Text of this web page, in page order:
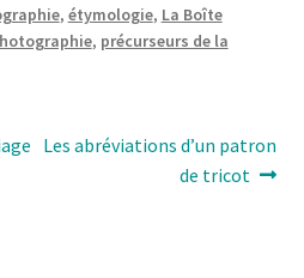
, étymologie, La Boîte
, précurseurs de la
Article
Les abréviations d’un patron
de tricot